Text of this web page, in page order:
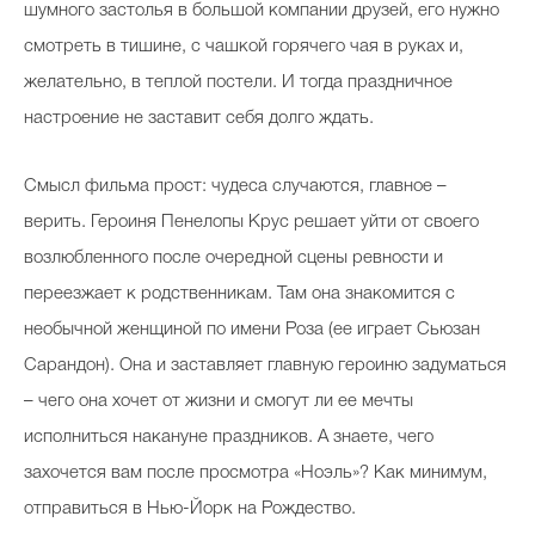
шумного застолья в большой компании друзей, его нужно
смотреть в тишине, с чашкой горячего чая в руках и,
желательно, в теплой постели. И тогда праздничное
настроение не заставит себя долго ждать.
Смысл фильма прост: чудеса случаются, главное –
верить. Героиня Пенелопы Крус решает уйти от своего
возлюбленного после очередной сцены ревности и
переезжает к родственникам. Там она знакомится с
необычной женщиной по имени Роза (ее играет Сьюзан
Сарандон). Она и заставляет главную героиню задуматься
– чего она хочет от жизни и смогут ли ее мечты
исполниться накануне праздников. А знаете, чего
захочется вам после просмотра «Ноэль»? Как минимум,
отправиться в Нью-Йорк на Рождество.